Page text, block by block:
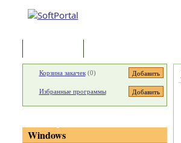
Корзина закачек(0)
Избранные программы
Windows